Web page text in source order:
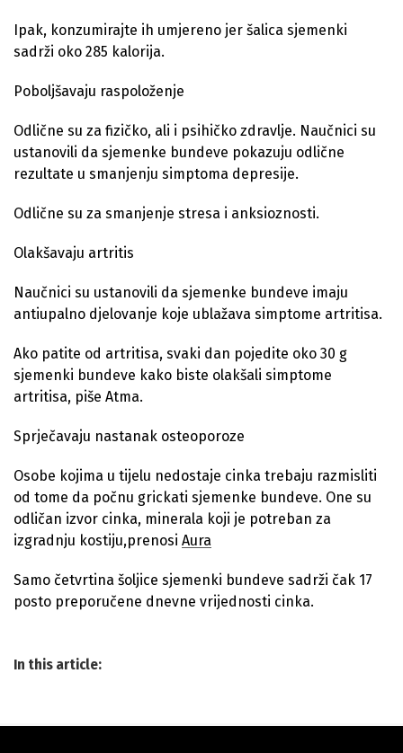
Ipak, konzumirajte ih umjereno jer šalica sjemenki
sadrži oko 285 kalorija.
Poboljšavaju raspoloženje
Odlične su za fizičko, ali i psihičko zdravlje. Naučnici su
ustanovili da sjemenke bundeve pokazuju odlične
rezultate u smanjenju simptoma depresije.
Odlične su za smanjenje stresa i anksioznosti.
Olakšavaju artritis
Naučnici su ustanovili da sjemenke bundeve imaju
antiupalno djelovanje koje ublažava simptome artritisa.
Ako patite od artritisa, svaki dan pojedite oko 30 g
sjemenki bundeve kako biste olakšali simptome
artritisa, piše Atma.
Sprječavaju nastanak osteoporoze
Osobe kojima u tijelu nedostaje cinka trebaju razmisliti
od tome da počnu grickati sjemenke bundeve. One su
odličan izvor cinka, minerala koji je potreban za
izgradnju kostiju,prenosi Aura
Samo četvrtina šoljice sjemenki bundeve sadrži čak 17
posto preporučene dnevne vrijednosti cinka.
In this article: